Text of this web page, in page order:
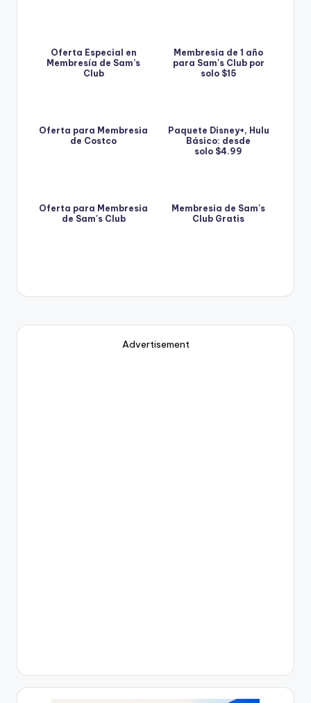
Oferta Especial en
Membresía de Sam’s
Club
Membresia de 1 año
para Sam's Club por
solo $15
Oferta para Membresia
de Costco
Paquete Disney+, Hulu
Básico: desde
solo $4.99
Oferta para Membresia
de Sam's Club
Membresia de Sam's
Club Gratis
Advertisement